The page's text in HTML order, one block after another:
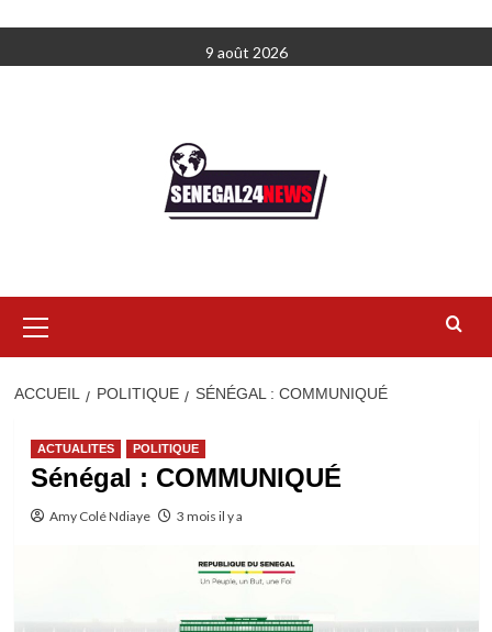
au
9 août 2026
principal
ACCUEIL POLITIQUE SÉNÉGAL : COMMUNIQUÉ
ACTUALITES POLITIQUE
Sénégal : COMMUNIQUÉ
Amy Colé Ndiaye 3 mois il y a